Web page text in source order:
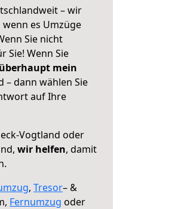
– wir
es Umzüge
Sie nicht
Sie! Wenn Sie
mein
– dann wählen Sie
auf Ihre
Vogtland oder
wir helfen, damit
, Tresor– &
Fernumzug oder